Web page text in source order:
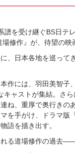
譜を受け継ぐBS日テ
修作』が、待望の映
、日本各地を巡って
作には、羽田美智
キャストが集結。さ
ね、重厚で奥行きの
を手がけ、ドラマ
語を描き出す。
る道場修作の過去――